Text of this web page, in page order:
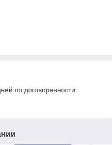
по договоренности